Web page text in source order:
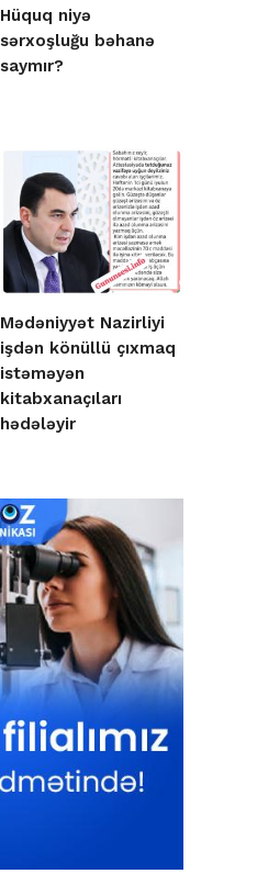
Hüquq niyə
sərxoşluğu bəhanə
saymır?
Mədəniyyət Nazirliyi
işdən könüllü çıxmaq
istəməyən
kitabxanaçıları
hədələyir